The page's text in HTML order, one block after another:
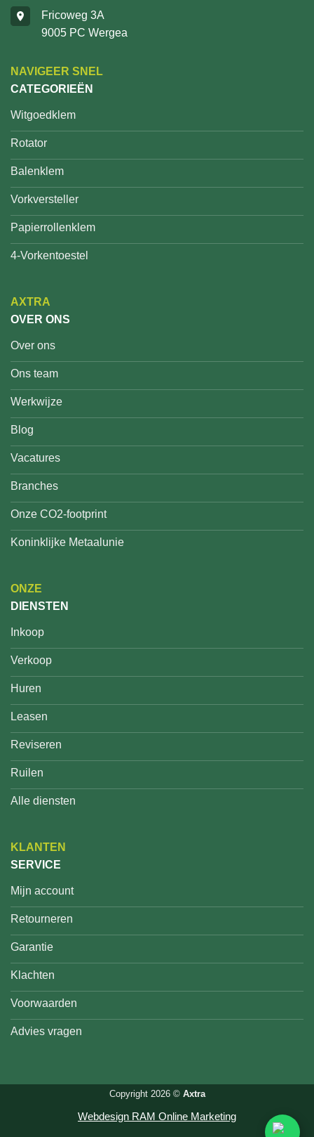
Fricoweg 3A
9005 PC Wergea
NAVIGEER SNEL
CATEGORIEËN
Witgoedklem
Rotator
Balenklem
Vorkversteller
Papierrollenklem
4-Vorkentoestel
AXTRA
OVER ONS
Over ons
Ons team
Werkwijze
Blog
Vacatures
Branches
Onze CO2-footprint
Koninklijke Metaalunie
ONZE
DIENSTEN
Inkoop
Verkoop
Huren
Leasen
Reviseren
Ruilen
Alle diensten
KLANTEN
SERVICE
Mijn account
Retourneren
Garantie
Klachten
Voorwaarden
Advies vragen
Copyright 2026 © Axtra
Webdesign RAM Online Marketing